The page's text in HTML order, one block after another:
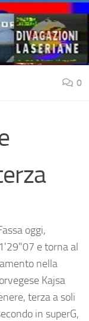
0
oggi,
e torna al
nella
Kajsa
terza a soli
in superG,